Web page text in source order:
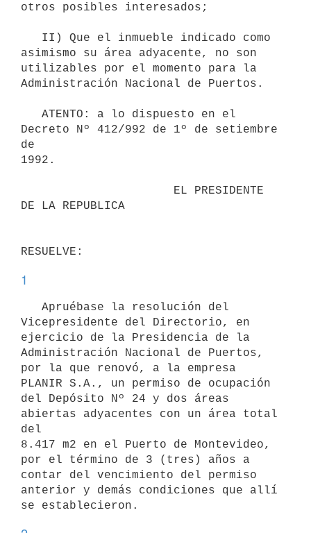
otros posibles interesados;
asimismo su área adyacente, no son
utilizables por el momento para la
Administración Nacional de Puertos.
Decreto Nº 412/992 de 1º de setiembre
de
1992.
DE LA REPUBLICA
1
Vicepresidente del Directorio, en
ejercicio de la Presidencia de la
Administración Nacional de Puertos,
por la que renovó, a la empresa
PLANIR S.A., un permiso de ocupación
del Depósito Nº 24 y dos áreas
abiertas adyacentes con un área total
del
8.417 m2 en el Puerto de Montevideo,
por el término de 3 (tres) años a
contar del vencimiento del permiso
anterior y demás condiciones que allí